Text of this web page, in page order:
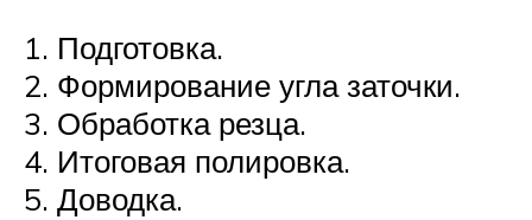
Подготовка.
Формирование угла заточки.
Обработка резца.
Итоговая полировка.
Доводка.